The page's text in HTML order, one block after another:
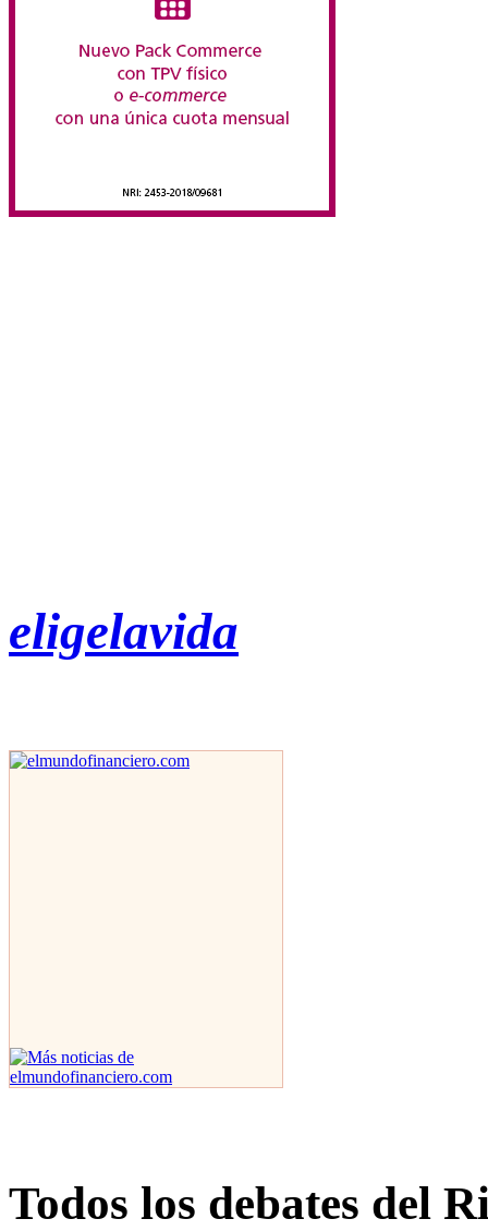
eligelavida
Todos los debates del